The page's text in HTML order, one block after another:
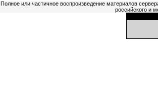
Полное или частичное воспроизведение материалов
российского и